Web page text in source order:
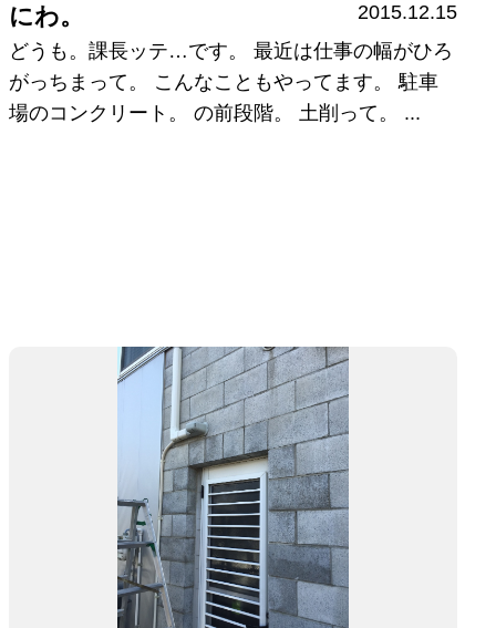
にわ。
2015.12.15
どうも。課長ッテ…です。 最近は仕事の幅がひろ
がっちまって。 こんなこともやってます。 駐車
場のコンクリート。 の前段階。 土削って。 ...